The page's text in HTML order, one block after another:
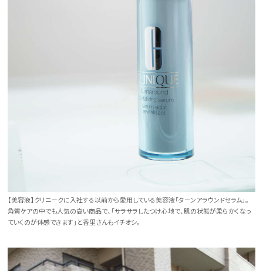
【美容液】クリニークに入社する以前から愛用している美容液「ターンアラウンドセラム」。
角質ケアの中でも人気の高い商品で、「サラサラしたつけ心地で、肌の状態が柔らかくなっ
ていくのが体感できます」と香里さんもイチオシ。